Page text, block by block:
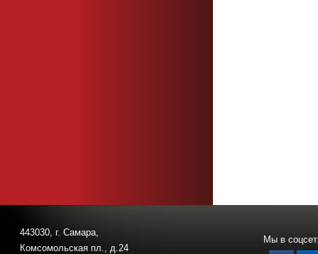
443030, г. Самара,
Комсомольская пл., д.24
Мы в